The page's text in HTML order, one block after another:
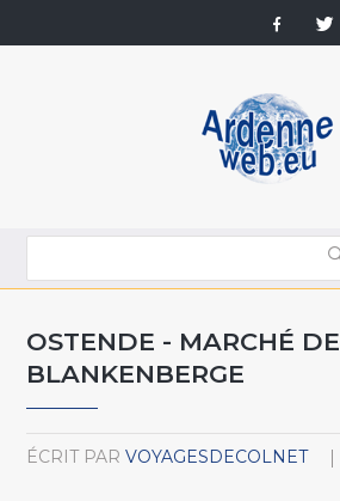
OSTENDE - MARCHÉ DE
BLANKENBERGE
ÉCRIT PAR VOYAGESDECOLNET